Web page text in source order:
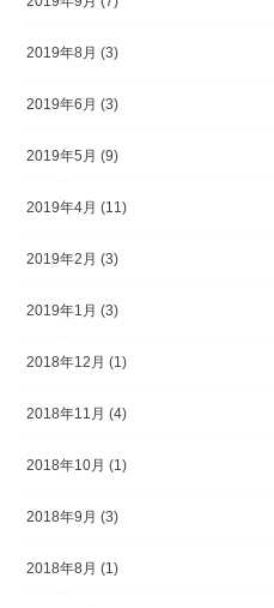
2019年8月 (3)
2019年6月 (3)
2019年5月 (9)
2019年4月 (11)
2019年2月 (3)
2019年1月 (3)
2018年12月 (1)
2018年11月 (4)
2018年10月 (1)
2018年9月 (3)
2018年8月 (1)